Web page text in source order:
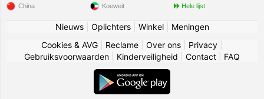
China Koeweit Hele lijst
Nieuws| Oplichters| Winkel| Meningen
Cookies & AVG
Reclame Over ons Privacy
Gebruiksvoorwaarden
Kinderveiligheid Contact FAQ